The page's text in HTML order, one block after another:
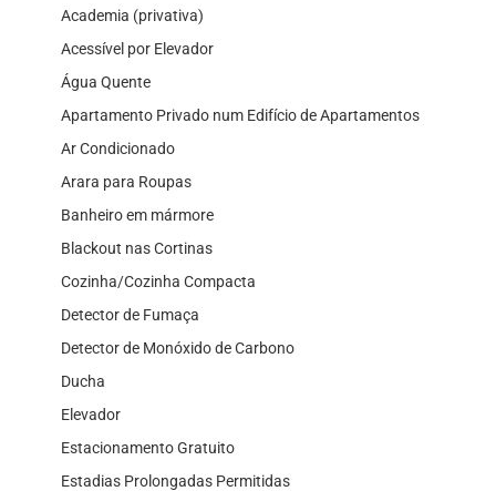
Academia (privativa)
Acessível por Elevador
Água Quente
Apartamento Privado num Edifício de Apartamentos
Ar Condicionado
Arara para Roupas
Banheiro em mármore
Blackout nas Cortinas
Cozinha/Cozinha Compacta
Detector de Fumaça
Detector de Monóxido de Carbono
Ducha
Elevador
Estacionamento Gratuito
Estadias Prolongadas Permitidas